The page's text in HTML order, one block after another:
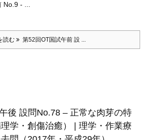
No.9 - ...
読む 第52回OT国試午前 設 ...
後 設問No.78 – 正常な肉芽の特
学・創傷治癒） | 理学・作業療